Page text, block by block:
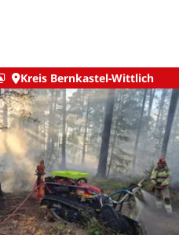
Kreis Bernkastel-Wittlich